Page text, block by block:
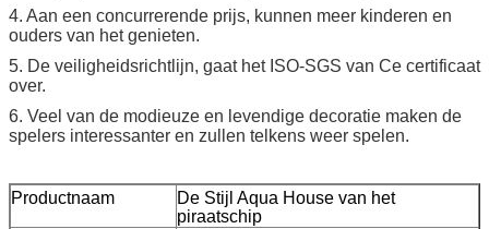
4. Aan een concurrerende prijs, kunnen meer kinderen en
ouders van het genieten.
5. De veiligheidsrichtlijn, gaat het ISO-SGS van Ce certificaat
over.
6. Veel van de modieuze en levendige decoratie maken de
spelers interessanter en zullen telkens weer spelen.
Productnaam
De Stijl Aqua House van het
piraatschip